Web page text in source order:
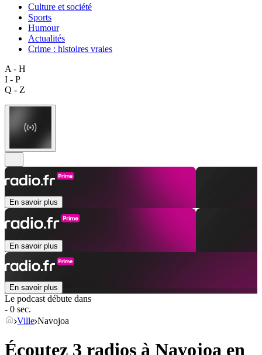
Culture et société
Sports
Humour
Actualités
Crime : histoires vraies
A - H
I - P
Q - Z
En savoir plus
En savoir plus
En savoir plus
Le podcast débute dans
- 0 sec.
Ville Navojoa
Écoutez 3 radios à Navojoa en